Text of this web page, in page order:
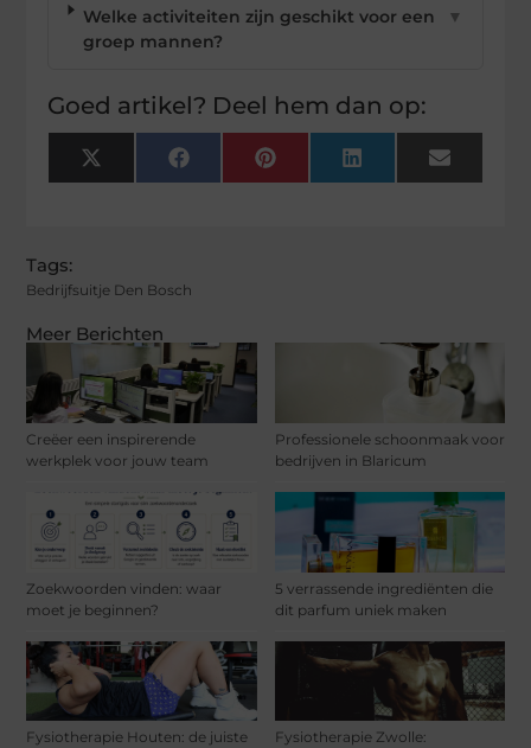
Meer Berichten
Creëer een inspirerende
werkplek voor jouw team
Professionele schoonmaak voor
bedrijven in Blaricum
Zoekwoorden vinden: waar
moet je beginnen?
5 verrassende ingrediënten die
dit parfum uniek maken
Fysiotherapie Houten: de juiste
Fysiotherapie Zwolle:
Welke activiteiten zijn geschikt voor een
groep mannen?
▼
Goed artikel? Deel hem dan op:
X
(Twitter)
FacebookPinterest LinkedIn Email
Tags:
Bedrijfsuitje Den Bosch